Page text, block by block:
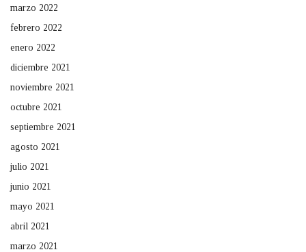
marzo 2022
febrero 2022
enero 2022
diciembre 2021
noviembre 2021
octubre 2021
septiembre 2021
agosto 2021
julio 2021
junio 2021
mayo 2021
abril 2021
marzo 2021